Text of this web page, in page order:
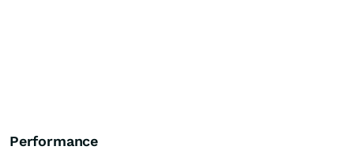
Performance